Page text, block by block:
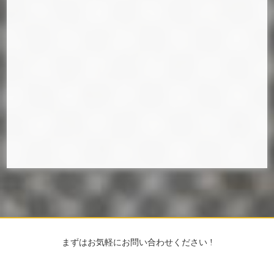
まずはお気軽にお問い合わせください !